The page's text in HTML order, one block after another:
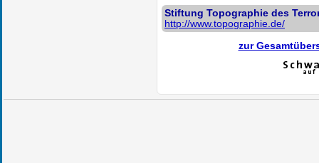
Stiftung Topographie des
http://www.topographie.de/
zur